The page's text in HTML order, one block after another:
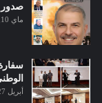
صدور العدد 182
ماي 10, 2026
أبريل 27, 2026